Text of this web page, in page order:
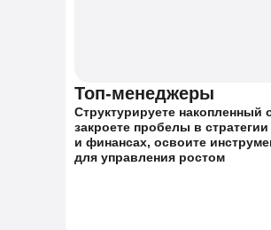
Топ-менеджеры
Структурируете накопленный
закроете пробелы в стратегии
и финансах, освоите
для управления ростом